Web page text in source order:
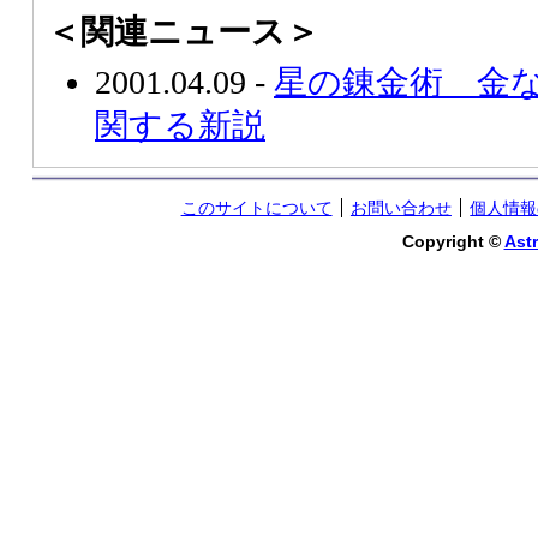
＜関連ニュース＞
2001.04.09 - 星の錬金術 金
関する新説
このサイトについて お問い合わせ
個人情
Copyright ©